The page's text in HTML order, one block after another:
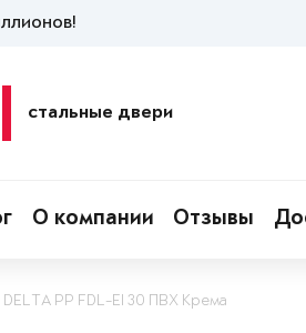
стальные двери
О компании Отзывы
DELTA PP FDL-EI 30 ПВХ Крема